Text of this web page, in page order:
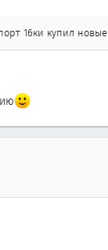
16ки купил новые